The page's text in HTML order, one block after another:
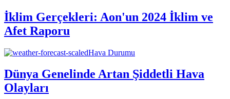
İklim Gerçekleri: Aon'un 2024 İklim ve
Afet Raporu
Hava Durumu
Dünya Genelinde Artan Şiddetli Hava
Olayları